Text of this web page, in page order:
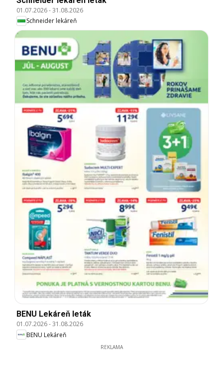
01.07.2026-31.08.2026
Schneider lekáreň
BENU Lekáreň leták
01.07.2026-31.08.2026
BENU Lekáreň
REKLAMA